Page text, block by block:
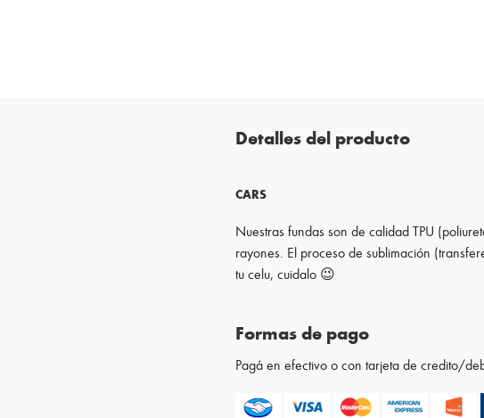
Detalles del producto
CARS
Nuestras fundas son de calidad TPU
rayones. El proceso de sublimación
tu celu, cuidalo 😉
Formas de pago
Pagá en efectivo o con tarjeta de credito/